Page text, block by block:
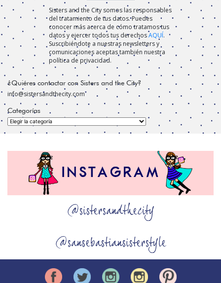
Sisters and the City somos las responsables
del tratamiento de tus datos. Puedes
conocer más acerca de cómo tratamos tus
datos y ejercer todos tus derechosAQUÍ.
Suscribiéndote a nuestras newsletters y
comunicaciones aceptas también nuestra
política de privacidad.
¿Quiéres contactar con Sisters and the City?
info@sistersandthecity.com
Categorías
Categorías
@sistersandthecity
@sansebastiansisterstyle